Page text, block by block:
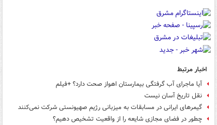
اخبار مرتبط
آیا ماجرای آب گرفتگی بیمارستان اهواز صحت دارد؟ +فیلم
نقل تاریخ آسان نیست
گیمرهای ایرانی در مسابقات به میزبانی رژیم صهیونستی شرکت نمی‌کنند
چطور در فضای مجازی شایعه را از واقعیت تشخیص دهیم؟